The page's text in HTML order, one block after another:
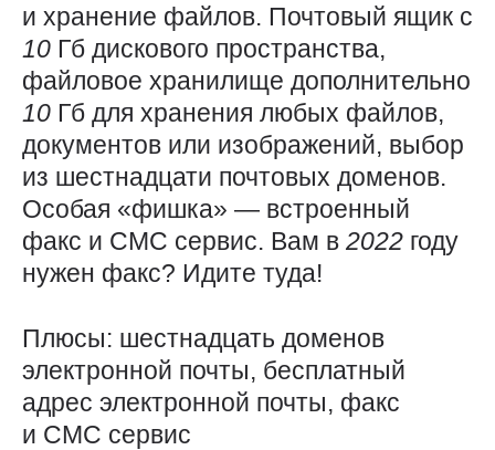
и хранение файлов. Почтовый ящик с
10 Гб дискового пространства,
файловое хранилище дополнительно
10 Гб для хранения любых файлов,
документов или изображений, выбор
из шестнадцати почтовых доменов.
Особая «фишка» — встроенный
факс и СМС сервис. Вам в 2022 году
нужен факс? Идите туда!
Плюсы: шестнадцать доменов
электронной почты, бесплатный
адрес электронной почты, факс
и СМС сервис